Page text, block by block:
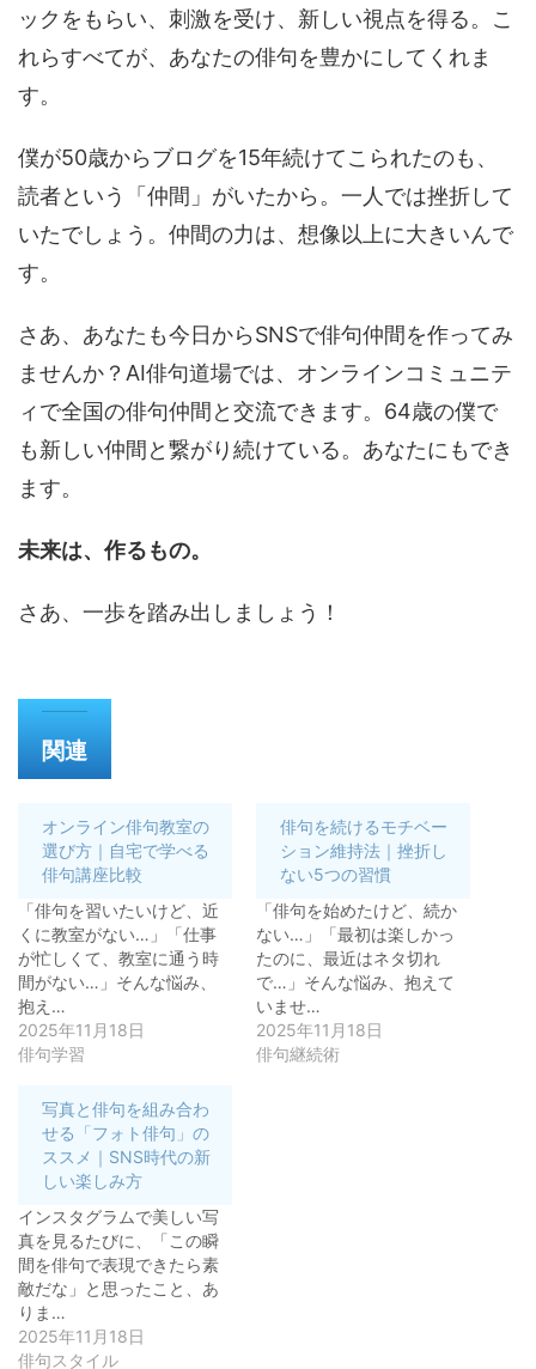
ックをもらい、刺激を受け、新しい視点を得る。こ
れらすべてが、あなたの俳句を豊かにしてくれま
す。
僕が50歳からブログを15年続けてこられたのも、
読者という「仲間」がいたから。一人では挫折して
いたでしょう。仲間の力は、想像以上に大きいんで
す。
さあ、あなたも今日からSNSで俳句仲間を作ってみ
ませんか？AI俳句道場では、オンラインコミュニテ
ィで全国の俳句仲間と交流できます。64歳の僕で
も新しい仲間と繋がり続けている。あなたにもでき
ます。
未来は、作るもの。
さあ、一歩を踏み出しましょう！
関連
オンライン俳句教室の
選び方｜自宅で学べる
俳句講座比較
「俳句を習いたいけど、近
くに教室がない…」「仕事
が忙しくて、教室に通う時
間がない…」そんな悩み、
抱え…
2025年11月18日
俳句学習
俳句を続けるモチベー
ション維持法｜挫折し
ない5つの習慣
「俳句を始めたけど、続か
ない…」「最初は楽しかっ
たのに、最近はネタ切れ
で…」そんな悩み、抱えて
いませ…
2025年11月18日
俳句継続術
写真と俳句を組み合わ
せる「フォト俳句」の
ススメ｜SNS時代の新
しい楽しみ方
インスタグラムで美しい写
真を見るたびに、「この瞬
間を俳句で表現できたら素
敵だな」と思ったこと、あ
りま…
2025年11月18日
俳句スタイル